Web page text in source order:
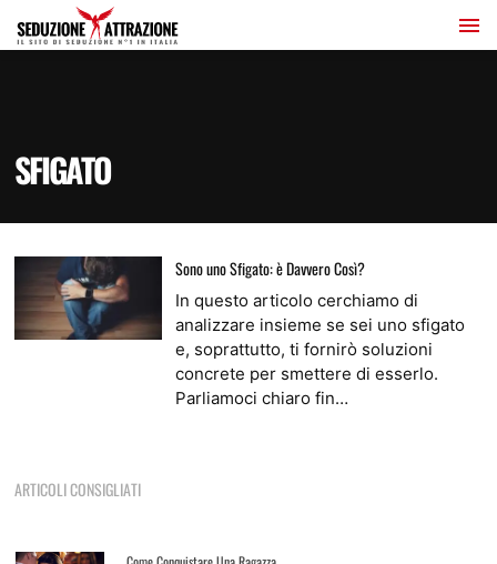
SFIGATO
Sono uno Sfigato: è Davvero Così?
In questo articolo cerchiamo di
analizzare insieme se sei uno sfigato
e, soprattutto, ti fornirò soluzioni
concrete per smettere di esserlo.
Parliamoci chiaro fin…
ARTICOLI CONSIGLIATI